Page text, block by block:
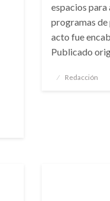
espacios
programas de
acto fue
Publicado
Publicado
Redacción